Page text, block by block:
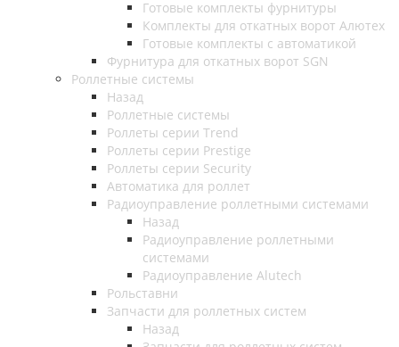
Готовые комплекты фурнитуры
Комплекты для откатных ворот Алютех
Готовые комплекты с автоматикой
Фурнитура для откатных ворот SGN
Роллетные системы
Назад
Роллетные системы
Роллеты серии Trend
Роллеты серии Prestige
Роллеты серии Security
Автоматика для роллет
Радиоуправление роллетными системами
Назад
Радиоуправление роллетными
системами
Радиоуправление Alutech
Рольставни
Запчасти для роллетных систем
Назад